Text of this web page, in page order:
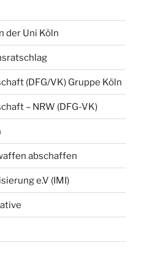
der Uni Köln
(DFG/VK) Gruppe Köln
– NRW (DFG-VK)
abschaffen
e.V (IMI)